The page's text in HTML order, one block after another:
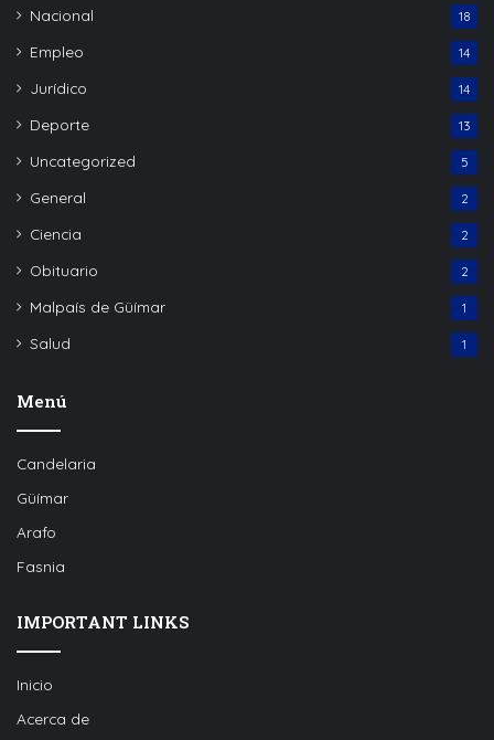
Nacional 18
Empleo 14
Jurídico 14
Deporte 13
Uncategorized 5
General 2
Ciencia 2
Obituario 2
Malpaís de Güímar 1
Salud 1
Menú
Candelaria
Güímar
Arafo
Fasnia
IMPORTANT LINKS
Inicio
Acerca de